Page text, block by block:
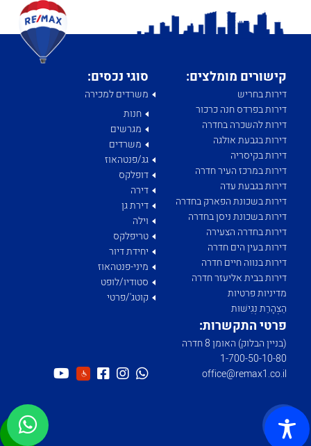
קישורים מומלצים:
דירות בחריש
דירות בפרדס חנה כרכור
דירות להשכרה בחדרה
דירות בגבעת אולגה
דירות בקיסריה
דירות במרכז העיר חדרה
דירות בגבעת עדה
דירות בשכונת הפארק בחדרה
דירות בשכונת ניסן בחדרה
דירות בחדרה הצעירה
דירות בעין הים חדרה
דירות בנווה חיים חדרה
דירות בבית אליעזר חדרה
מדיניות פרטיות
הַצְהָרַת נְגִישׁוּת
סוגי נכסים:
משרדים למכירה
חנות
מגרשים
משרדים
גג/פנטהאוז
דופלקס
דירה
דירת גן
וילה
טריפלקס
יחידת דיור
מיני-פנטהאוז
סטודיו/לופט
קוטג'/פרטי
פרטי התקשרות:
(בניין הבלוק) האומן 8 חדרה
1­-700­-50-­10-­80
office@remax1.co.il